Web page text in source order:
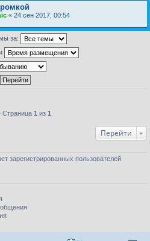
« 24 сен 2017, 00:54
за:
Страница 1 из 1
Перейти
зарегистрированных пользователей